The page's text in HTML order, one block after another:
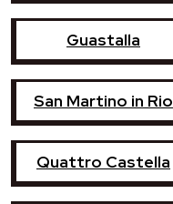
Guastalla
San Martino in Rio
Quattro Castella